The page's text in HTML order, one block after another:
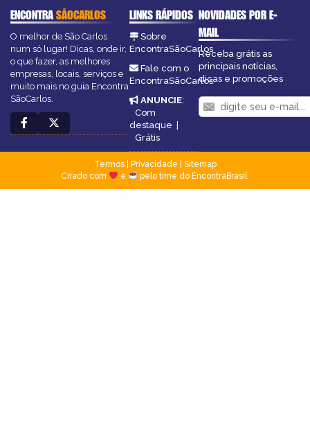
ENCONTRASÃOCARLOS
O melhor de São Carlos
num só lugar! Dicas, onde ir,
o que fazer, as melhores
empresas, locais, serviços e
muito mais no guia Encontra
SãoCarlos.
LINKS RÁPIDOS
Sobre
EncontraSãoCarlos
Fale com o
EncontraSãoCarlos
ANUNCIE:
Com
destaque
Grátis
NOVIDADES POR E-
MAIL
Receba grátis as
principais notícias,
dicas e promoções
Termos| Privacidade
Sitemap
Criado com
e pelo time do EncontraBrasil